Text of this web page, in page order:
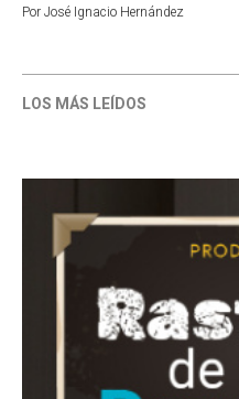
PorJosé Ignacio Hernández
LOS MÁS LEÍDOS